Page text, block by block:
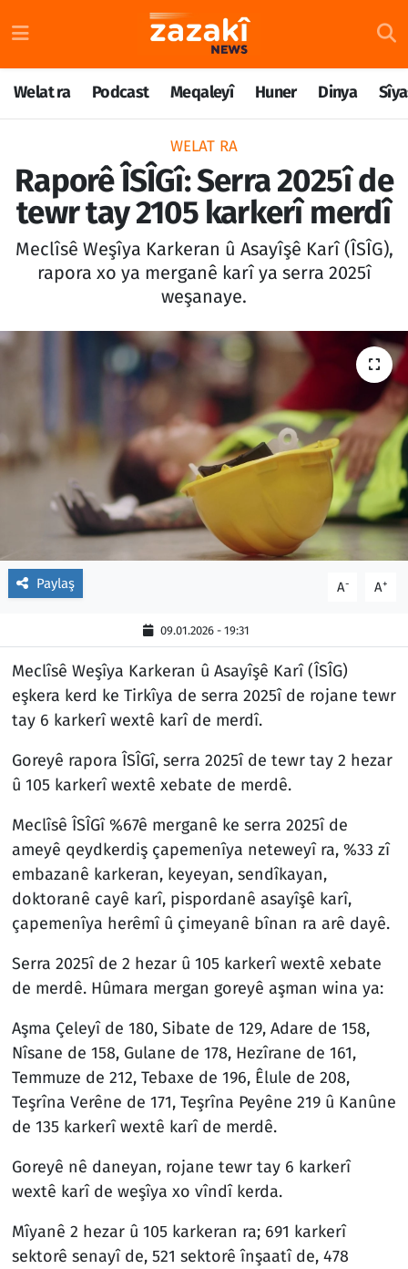
Welat ra Podcast Meqaleyî Huner Dinya
WELAT RA
Raporê ÎSÎGî: Serra 2025î de
tewr tay 2105 karkerî merdî
Meclîsê Weşîya Karkeran û Asayîşê Karî (ÎSÎG),
rapora xo ya merganê karî ya serra 2025î
weşanaye.
Paylaş A- A+
09.01.2026 - 19:31
Meclîsê Weşîya Karkeran û Asayîşê Karî (ÎSÎG)
eşkera kerd ke Tirkîya de serra 2025î de rojane tewr
tay 6 karkerî wextê karî de merdî.
Goreyê rapora ÎSÎGî, serra 2025î de tewr tay 2 hezar
û 105 karkerî wextê xebate de merdê.
Meclîsê ÎSÎGî %67ê merganê ke serra 2025î de
ameyê qeydkerdiş çapemenîya neteweyî ra, %33 zî
embazanê karkeran, keyeyan, sendîkayan,
doktoranê cayê karî, pispordanê asayîşê karî,
çapemenîya herêmî û çimeyanê bînan ra arê dayê.
Serra 2025î de 2 hezar û 105 karkerî wextê xebate
de merdê. Hûmara mergan goreyê aşman wina ya:
Aşma Çeleyî de 180, Sibate de 129, Adare de 158,
Nîsane de 158, Gulane de 178, Hezîrane de 161,
Temmuze de 212, Tebaxe de 196, Êlule de 208,
Teşrîna Verêne de 171, Teşrîna Peyêne 219 û Kanûne
de 135 karkerî wextê karî de merdê.
Goreyê nê daneyan, rojane tewr tay 6 karkerî
wextê karî de weşîya xo vîndî kerda.
Mîyanê 2 hezar û 105 karkeran ra; 691 karkerî
sektorê senayî de, 521 sektorê înşaatî de, 478
Welat ra
Podcast
Meqaleyî
Huner
Dinya
Nöbetçi Eczaneler
Hava Durumu
Namaz Vakitleri
Trafik Durumu
Süper Lig Puan Durumu ve Fikstür
Son Dakika Haberleri
Haber Arşivi